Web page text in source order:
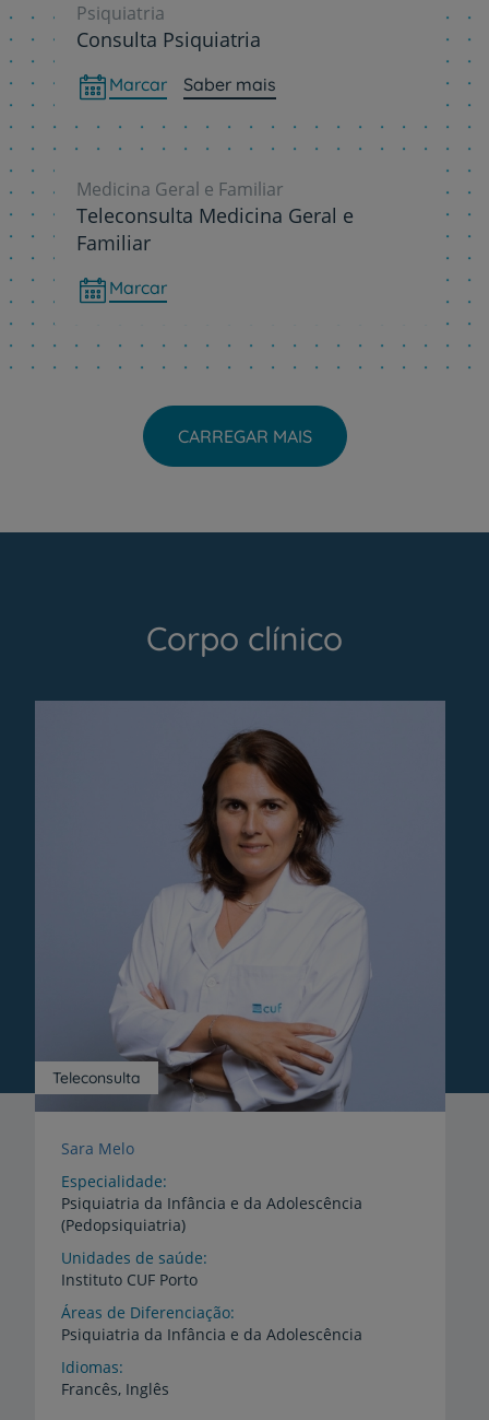
Psiquiatria
Consulta Psiquiatria
Marcar Saber mais
Medicina Geral e Familiar
Teleconsulta Medicina Geral e
Familiar
Marcar
CARREGAR MAIS
Corpo clínico
Teleconsulta
Sara Melo
Especialidade
Psiquiatria da Infância e da Adolescência
(Pedopsiquiatria)
Unidades de saúde
Instituto CUF Porto
Áreas de Diferenciação
Psiquiatria da Infância e da Adolescência
Idiomas
Francês, Inglês